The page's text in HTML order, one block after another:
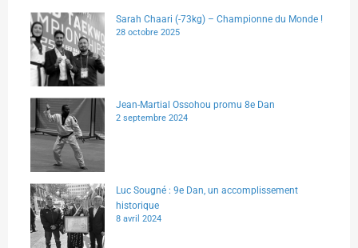
Sarah Chaari (-73kg) – Championne du Monde !
28 octobre 2025
Jean-Martial Ossohou promu 8e Dan
2 septembre 2024
Luc Sougné : 9e Dan, un accomplissement
historique
8 avril 2024